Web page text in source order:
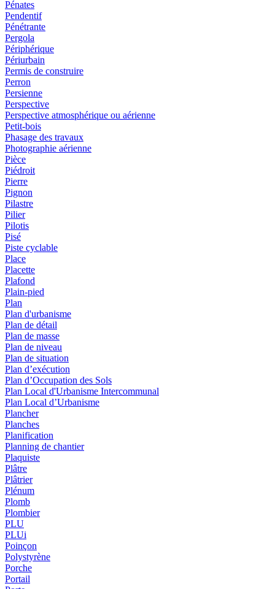
Pénates
Pendentif
Pénétrante
Pergola
Périphérique
Périurbain
Permis de construire
Perron
Persienne
Perspective
Perspective atmosphérique ou aérienne
Petit-bois
Phasage des travaux
Photographie aérienne
Pièce
Piédroit
Pierre
Pignon
Pilastre
Pilier
Pilotis
Pisé
Piste cyclable
Place
Placette
Plafond
Plain-pied
Plan
Plan d'urbanisme
Plan de détail
Plan de masse
Plan de niveau
Plan de situation
Plan d’exécution
Plan d’Occupation des Sols
Plan Local d'Urbanisme Intercommunal
Plan Local d’Urbanisme
Plancher
Planches
Planification
Planning de chantier
Plaquiste
Plâtre
Plâtrier
Plénum
Plomb
Plombier
PLU
PLUi
Poinçon
Polystyrène
Porche
Portail